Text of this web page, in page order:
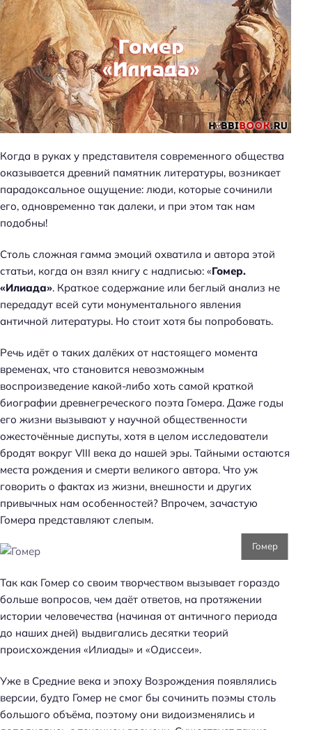
Когда в руках у представителя современного общества
оказывается древний памятник литературы, возникает
парадоксальное ощущение: люди, которые сочинили
его, одновременно так далеки, и при этом так нам
подобны!
Столь сложная гамма эмоций охватила и автора этой
статьи, когда он взял книгу с надписью: «Гомер.
«Илиада». Краткое содержание или беглый анализ не
передадут всей сути монументального явления
античной литературы. Но стоит хотя бы попробовать.
Речь идёт о таких далёких от настоящего момента
временах, что становится невозможным
воспроизведение какой-либо хоть самой краткой
биографии древнегреческого поэта Гомера. Даже годы
его жизни вызывают у научной общественности
ожесточённые диспуты, хотя в целом исследователи
бродят вокруг VIII века до нашей эры. Тайными остаются
места рождения и смерти великого автора. Что уж
говорить о фактах из жизни, внешности и других
привычных нам особенностей? Впрочем, зачастую
Гомера представляют слепым.
Гомер
Так как Гомер со своим творчеством вызывает гораздо
больше вопросов, чем даёт ответов, на протяжении
истории человечества (начиная от античного периода
до наших дней) выдвигались десятки теорий
происхождения «Илиады» и «Одиссеи».
Уже в Средние века и эпоху Возрождения появлялись
версии, будто Гомер не смог бы сочинить поэмы столь
большого объёма, поэтому они видоизменялись и